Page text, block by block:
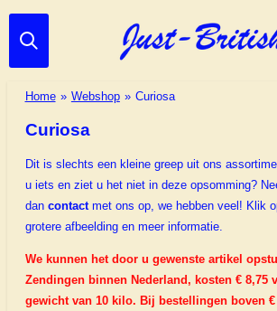
Ga
direct
hoofdinhoud
Home » Webshop » Curiosa
Curiosa
Dit is slechts een kleine greep uit ons
u iets en ziet u het niet in deze opsomming?
dan contact met ons op, we hebben veel! Klik
grotere afbeelding en meer informatie.
We kunnen het door u gewenste artikel
Zendingen binnen Nederland, kosten € 8,75
gewicht van 10 kilo. Bij bestellingen boven €